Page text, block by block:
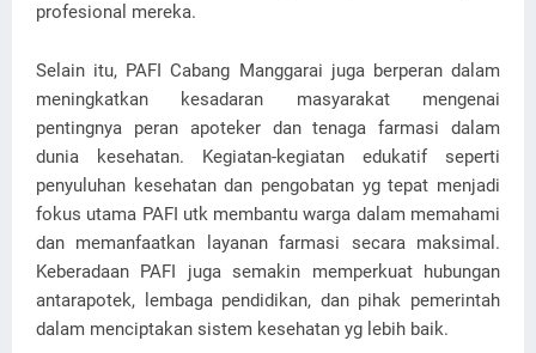
profesional mereka.
Selain itu, PAFI Cabang Manggarai juga berperan dalam
meningkatkan kesadaran masyarakat mengenai
pentingnya peran apoteker dan tenaga farmasi dalam
dunia kesehatan. Kegiatan-kegiatan edukatif seperti
penyuluhan kesehatan dan pengobatan yg tepat menjadi
fokus utama PAFI utk membantu warga dalam memahami
dan memanfaatkan layanan farmasi secara maksimal.
Keberadaan PAFI juga semakin memperkuat hubungan
antarapotek, lembaga pendidikan, dan pihak pemerintah
dalam menciptakan sistem kesehatan yg lebih baik.